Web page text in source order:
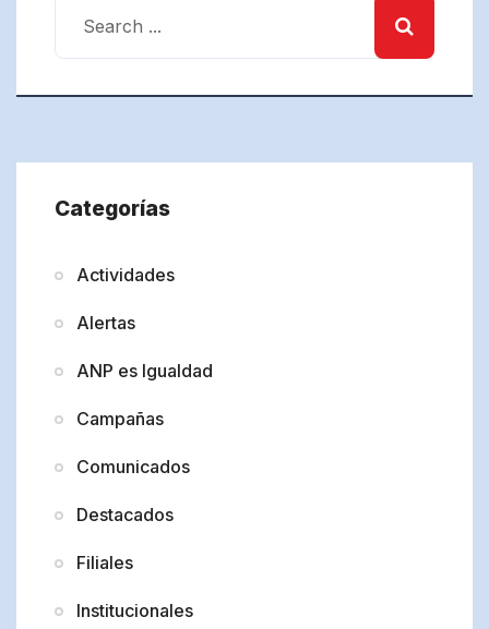
Categorías
Actividades
Alertas
ANP es Igualdad
Campañas
Comunicados
Destacados
Filiales
Institucionales